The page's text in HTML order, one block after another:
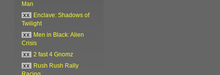
Man
xx
Enclave: Shadows of
Twilight
xx
Men in Black: Alien
Crisis
xx
2 fast 4 Gnomz
xx
Rush Rush Rally